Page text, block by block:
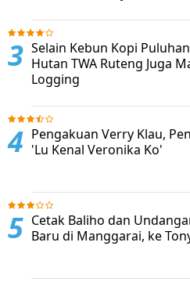
Selain Kebun Kopi
Hutan TWA Ruteng Juga
Logging
Pengakuan Verry Klau,
'Lu Kenal Veronika Ko'
Cetak Baliho dan
Baru di Manggarai, ke